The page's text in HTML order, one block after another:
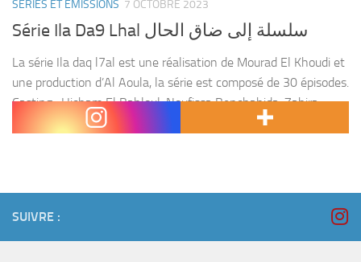
SÉRIES ET ÉMISSIONS 7 OCTOBRE 2023
Série Ila Da9 Lhal سلسلة إلى ضاق الحال
La série Ila daq l7al est une réalisation de Mourad El Khoudi et
une production d’Al Aoula, la série est composé de 30 épisodes.
Casting : Hicham El Bahloul, Noufissa Benchahida, Zahira
Sadeq, Maria...
SUIVRE :